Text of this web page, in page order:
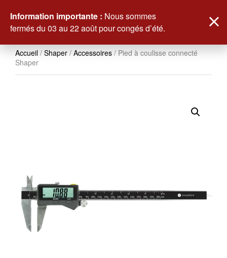
Accueil / Shaper / Accessoires / Pied à coulisse connecté
Shaper
Information importante : Nous sommes
fermés du 03 au 22 août pour congés d’été.